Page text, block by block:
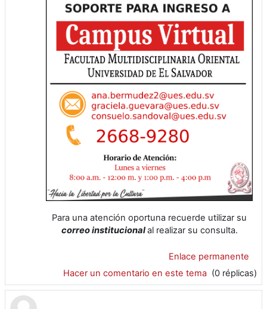
Para una atención oportuna recuerde utilizar su
correo institucionalal realizar su consulta.
Enlace permanente
Hacer un comentario en este tema (0 réplicas)